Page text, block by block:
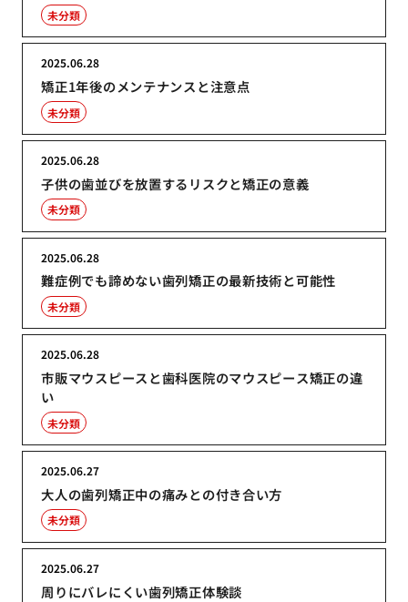
未分類
矯正1年後のメンテナンスと注意点
2025.06.28
未分類
子供の歯並びを放置するリスクと矯正の意義
2025.06.28
未分類
難症例でも諦めない歯列矯正の最新技術と可能性
2025.06.28
未分類
市販マウスピースと歯科医院のマウスピース矯正の違
い
2025.06.28
未分類
大人の歯列矯正中の痛みとの付き合い方
2025.06.27
未分類
周りにバレにくい歯列矯正体験談
2025.06.27